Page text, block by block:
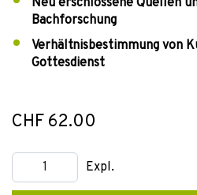
Neu erschlossene Quellen
Bachforschung
Verhältnisbestimmung von
Gottesdienst
CHF 62.00
Expl.